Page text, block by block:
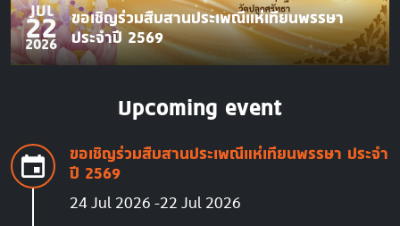
JUL
22
2026
ขอเชิญร่วมสืบสานประเพณีแห่เทียนพรรษา
ประจำปี 2569
Upcoming event
ขอเชิญร่วมสืบสานประเพณีแห่เทียนพรรษา ประจำ
ปี 2569
24 Jul 2026 22 Jul 2026